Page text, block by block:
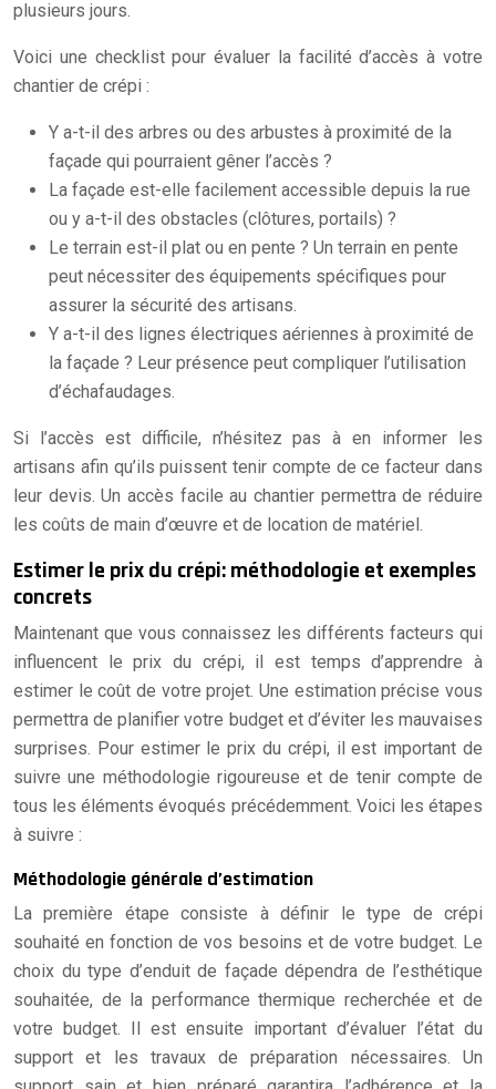
plusieurs jours.
Voici une checklist pour évaluer la facilité d’accès à votre
chantier de crépi :
Y a-t-il des arbres ou des arbustes à proximité de la
façade qui pourraient gêner l’accès ?
La façade est-elle facilement accessible depuis la rue
ou y a-t-il des obstacles (clôtures, portails) ?
Le terrain est-il plat ou en pente ? Un terrain en pente
peut nécessiter des équipements spécifiques pour
assurer la sécurité des artisans.
Y a-t-il des lignes électriques aériennes à proximité de
la façade ? Leur présence peut compliquer l’utilisation
d’échafaudages.
Si l’accès est difficile, n’hésitez pas à en informer les
artisans afin qu’ils puissent tenir compte de ce facteur dans
leur devis. Un accès facile au chantier permettra de réduire
les coûts de main d’œuvre et de location de matériel.
Estimer le prix du crépi: méthodologie et exemples
concrets
Maintenant que vous connaissez les différents facteurs qui
influencent le prix du crépi, il est temps d’apprendre à
estimer le coût de votre projet. Une estimation précise vous
permettra de planifier votre budget et d’éviter les mauvaises
surprises. Pour estimer le prix du crépi, il est important de
suivre une méthodologie rigoureuse et de tenir compte de
tous les éléments évoqués précédemment. Voici les étapes
à suivre :
Méthodologie générale d’estimation
La première étape consiste à définir le type de crépi
souhaité en fonction de vos besoins et de votre budget. Le
choix du type d’enduit de façade dépendra de l’esthétique
souhaitée, de la performance thermique recherchée et de
votre budget. Il est ensuite important d’évaluer l’état du
support et les travaux de préparation nécessaires. Un